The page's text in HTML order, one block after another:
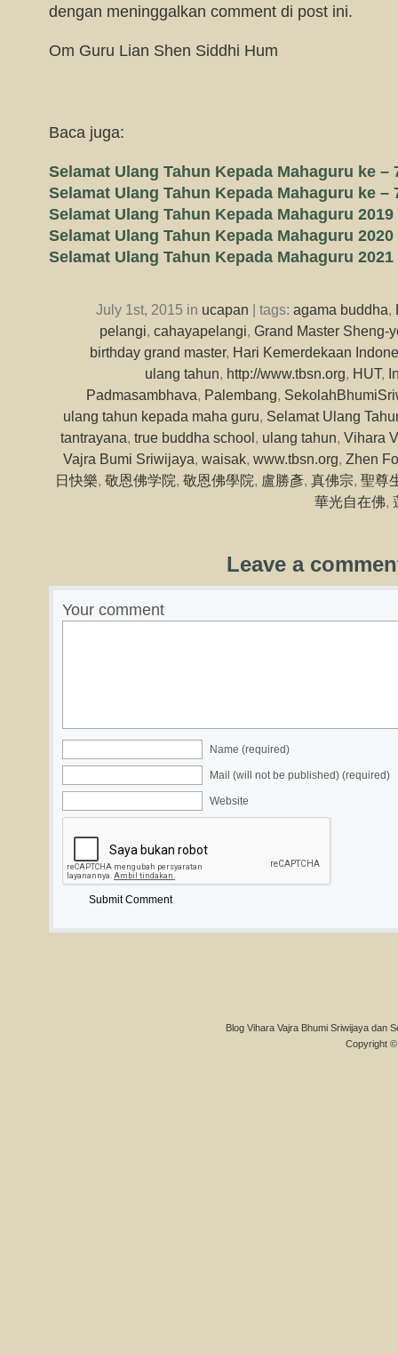
dengan meninggalkan comment di post ini.
Om Guru Lian Shen Siddhi Hum
Baca juga:
Selamat Ulang Tahun Kepada Mahaguru ke –
Selamat Ulang Tahun Kepada Mahaguru ke –
Selamat Ulang Tahun Kepada Mahaguru 2019
Selamat Ulang Tahun Kepada Mahaguru 2020
Selamat Ulang Tahun Kepada Mahaguru 2021
July 1st, 2015 in ucapan | tags: agama buddha,
pelangi, cahayapelangi, Grand Master Sheng-
birthday grand master, Hari Kemerdekaan
ulang tahun, http://www.tbsn.org, HUT,
Padmasambhava, Palembang,
ulang tahun kepada maha guru, Selamat Ulang
tantrayana, true buddha school, ulang tahun, Vihara
Vajra Bumi Sriwijaya, waisak, www.tbsn.org, Zhen
日快樂, 敬恩佛学院, 敬恩佛學院, 盧勝彥, 真佛宗, 聖尊
華光自在佛,
Leave a
Your comment
Name (required)
Mail (will not be published) (required)
Website
Blog Vihara Vajra Bhumi Sriwijaya dan
Copyright ©